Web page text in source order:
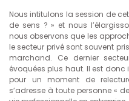
Nous intitulons la session de
de sens ? » et nous
nous observons que les
le secteur privé sont souvent
marchand. Ce dernier
évoquées plus haut. Il est
pour un moment de
s’adresse à toute personne «